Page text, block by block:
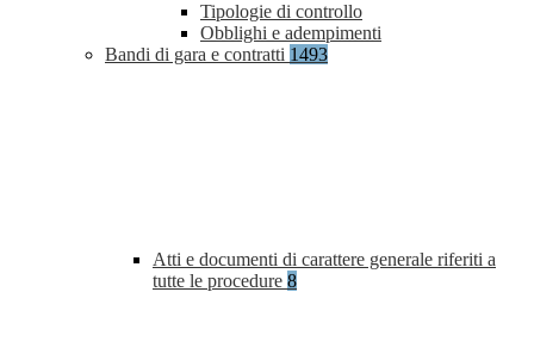
Tipologie di controllo
Obblighi e adempimenti
Bandi di gara e contratti 1493
Atti e documenti di carattere generale riferiti a
tutte le procedure 8